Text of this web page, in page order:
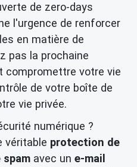
de zero-days
l'urgence de renforcer
en matière de
pas la prochaine
compromettre votre vie
de votre boîte de
vie privée.
numérique ?
véritable protection de
avec un e-mail